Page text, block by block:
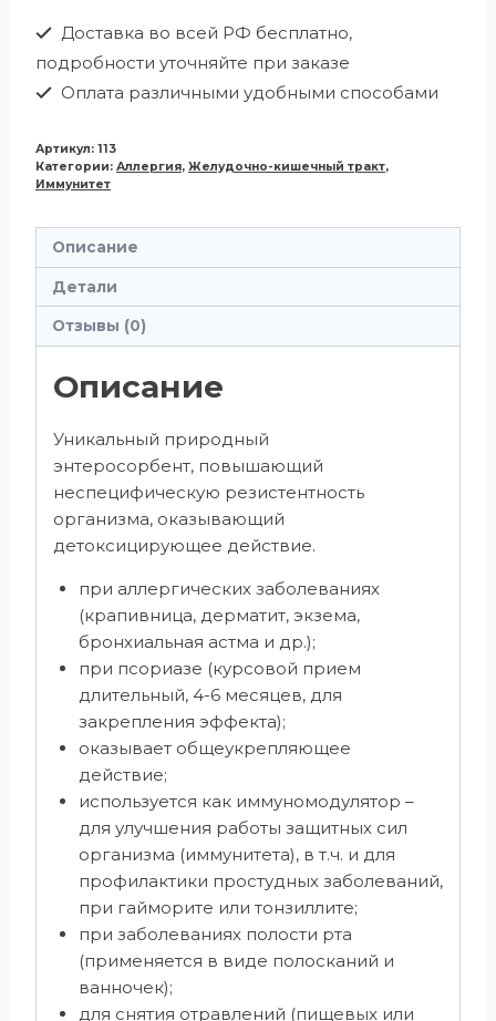
Доставка во всей РФ бесплатно,
подробности уточняйте при заказе
Оплата различными удобными способами
Артикул: 113
Категории: Аллергия, Желудочно-кишечный тракт,
Иммунитет
Описание
Детали
Отзывы (0)
Описание
Уникальный природный
энтеросорбент, повышающий
неспецифическую резистентность
организма, оказывающий
детоксицирующее действие.
при аллергических заболеваниях
(крапивница, дерматит, экзема,
бронхиальная астма и др.);
при псориазе (курсовой прием
длительный, 4-6 месяцев, для
закрепления эффекта);
оказывает общеукрепляющее
действие;
используется как иммуномодулятор –
для улучшения работы защитных сил
организма (иммунитета), в т.ч. и для
профилактики простудных заболеваний,
при гайморите или тонзиллите;
при заболеваниях полости рта
(применяется в виде полосканий и
ванночек);
для снятия отравлений (пищевых или